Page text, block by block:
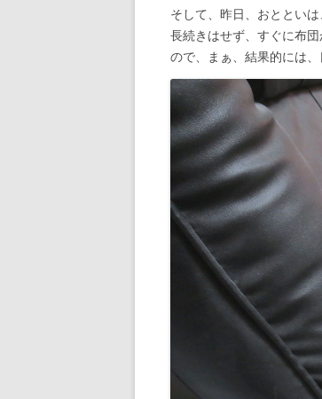
そして、昨日、おとといは
長続きはせず、すぐに布
ので、まぁ、結果的には